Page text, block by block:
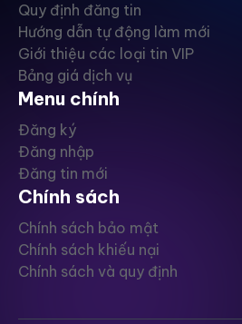
Quy định đăng tin
Hướng dẫn tự động làm mới
Giới thiệu các loại tin VIP
Bảng giá dịch vụ
Menu chính
Đăng ký
Đăng nhập
Đăng tin mới
Chính sách
Chính sách bảo mật
Chính sách khiếu nại
Chính sách và quy định